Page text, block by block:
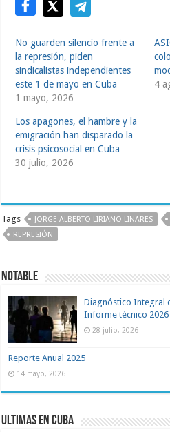
No guarden silencio frente a
la represión, piden
sindicalistas independientes
este 1 de mayo en Cuba
1 mayo, 2026
4
Los apagones, el hambre y la
emigración han disparado la
crisis psicosocial en Cuba
30 julio, 2026
Tags JORGE ALBERTO LIRIANO LINARES
REPRESIÓN
Notable
Diagnóstico Integral
Informe técnico 2026
28 julio, 2026
Reporte Anual 2025
14 mayo, 2026
Ultimas en Cuba